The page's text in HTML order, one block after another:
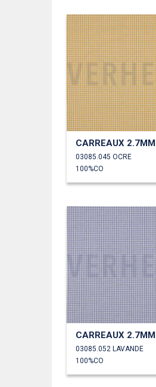
CARREAUX 2.7MM
03085.045 OCRE
100%CO
CARREAUX 2.7MM
03085.052 LAVANDE
100%CO